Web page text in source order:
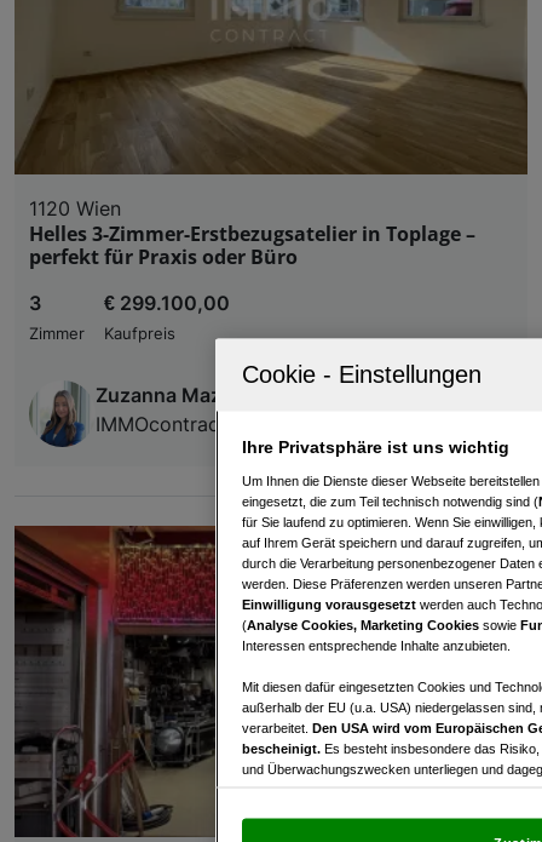
1120 Wien
Helles 3-Zimmer-Erstbezugsatelier in Toplage –
perfekt für Praxis oder Büro
3
Zimmer
€ 299.100,00
Kaufpreis
Zuzanna Mazurek, MA
IMMOcontract Immobilien Vermittlung GmbH
Ihre Privatsphäre ist uns wichtig
Um Ihnen die Dienste dieser Webseite
eingesetzt, die zum Teil technisch notwendig sind (
für Sie laufend zu optimieren. Wenn Sie
auf Ihrem Gerät speichern und darauf zugreifen,
durch die Verarbeitung personenbezogener
werden. Diese Präferenzen werden unseren
Einwilligung vorausgesetzt werden auch
(Analyse Cookies, Marketing Cookies sowie
Interessen entsprechende Inhalte anzubieten.
Mit diesen dafür eingesetzten Cookies und
außerhalb der EU (u.a. USA) niedergelassen
verarbeitet. Den USA wird vom Europäischen
bescheinigt. Es besteht insbesondere das
und Überwachungszwecken unterliegen und